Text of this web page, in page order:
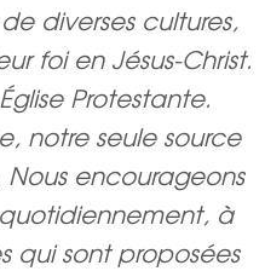
diverses cultures,
foi en Jésus-Christ.
Protestante.
notre seule source
encourageons
à
qui sont proposées